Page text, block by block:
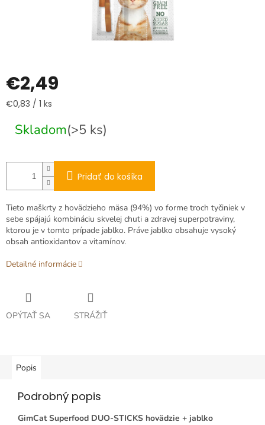
€2,49
Jednotková
€0,83 / 1 ks
Skladom(>5 ks)
Pridať do košíka
Tieto maškrty z hovädzieho mäsa (94%) vo forme troch tyčiniek v
sebe spájajú kombináciu skvelej chuti a zdravej superpotraviny,
ktorou je v tomto prípade jablko. Práve jablko obsahuje vysoký
obsah antioxidantov a vitamínov.
Detailné informácie
OPÝTAŤ SA STRÁŽIŤ
Popis
Podrobný popis
GimCat Superfood DUO-STICKS hovädzie + jablko